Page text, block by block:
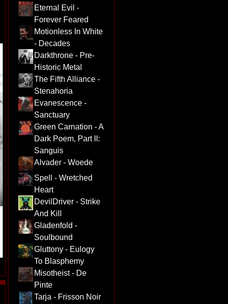
Eternal Evil -
Forever Feared
Motionless In White
- Decades
Darkthrone - Pre-
Historic Metal
The Fifth Alliance -
Stenahoria
Evanescence -
Sanctuary
Green Carnation - A
Dark Poem, Part II:
Sanguis
Alvader - Woede
Spell - Wretched
Heart
DevilDriver - Strike
And Kill
Gladenfold -
Soulbound
Gluttony - Eulogy
To Blasphemy
Misotheist - De
Pinte
Tarja - Frisson Noir